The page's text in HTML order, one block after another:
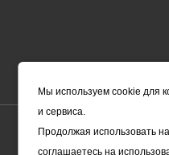
Цены, указанные на сайте,
являются офертой (в
Мы используем cookie для
и сервиса.
Продолжая использовать
соглашаетесь на